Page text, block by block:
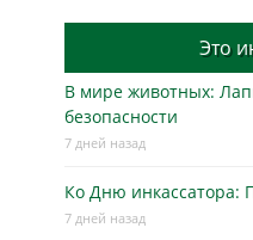
Это
В мире животных:
безопасности
7 дней назад
Ко Дню инкассатора:
7 дней назад